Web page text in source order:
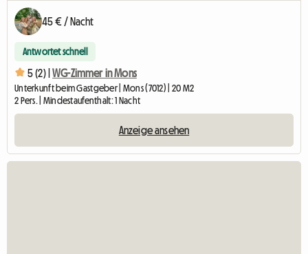
45 € / Nacht
Antwortet schnell
5 (2) | WG-Zimmer in Mons
Unterkunft beim Gastgeber | Mons (7012) | 20 M2
2 Pers. | Mindestaufenthalt: 1 Nacht
Anzeige ansehen